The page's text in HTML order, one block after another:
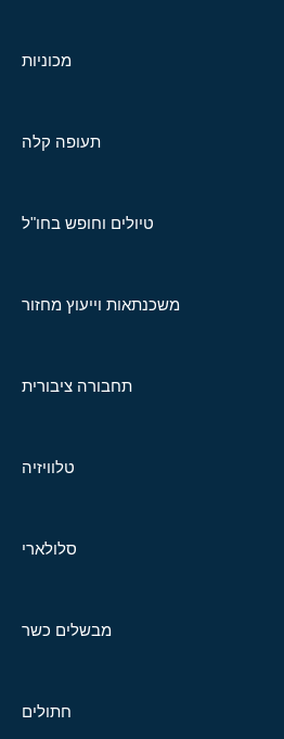
מכוניות
תעופה קלה
טיולים וחופש בחו"ל
משכנתאות וייעוץ מחזור
תחבורה ציבורית
טלוויזיה
סלולארי
מבשלים כשר
חתולים